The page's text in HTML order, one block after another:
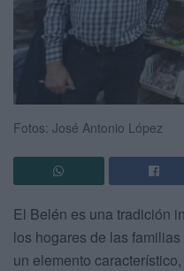
Fotos: José Antonio López
El Belén es una tradición
los hogares de las
un elemento